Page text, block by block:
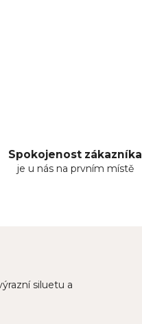
Spokojenost zákazníka
je u nás na prvním místě
siluetu a